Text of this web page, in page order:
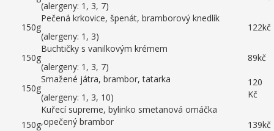
(alergeny: 1, 3, 7)
150g
Pečená krkovice, špenát, bramborový knedlík
(alergeny: 1, 3)
122kč
150g
Buchtičky s vanilkovým krémem
(alergeny: 1, 3, 7)
89kč
150g
Smažené játra, brambor, tatarka
(alergeny: 1, 3, 10)
120
Kč
150g
Kuřecí supreme, bylinko smetanová omáčka
,opečený brambor
139kč